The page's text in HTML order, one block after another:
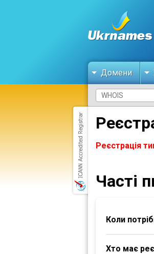
Домени
Реєстрація
Часті
Коли
Хто має